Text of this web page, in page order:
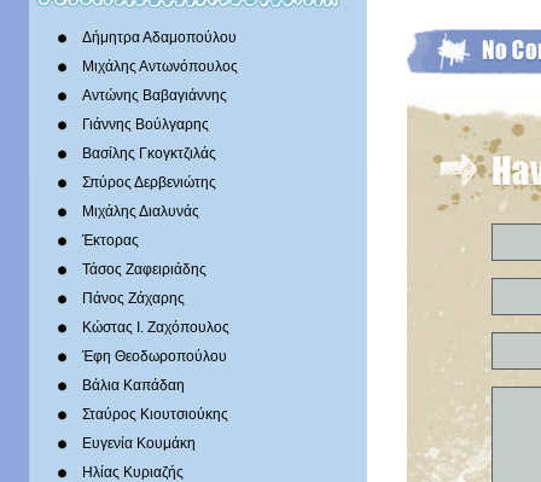
Δήμητρα Αδαμοπούλου
Μιχάλης Αντωνόπουλος
Αντώνης Βαβαγιάννης
Γιάννης Βούλγαρης
Βασίλης Γκογκτζιλάς
Σπύρος Δερβενιώτης
Mιχάλης Διαλυνάς
Έκτορας
Τάσος Ζαφειριάδης
Πάνος Ζάχαρης
Κώστας Ι. Ζαχόπουλoς
Έφη Θεοδωροπούλου
Βάλια Καπάδαη
Σταύρος Κιουτσιούκης
Ευγενία Κουμάκη
Ηλίας Κυριαζής